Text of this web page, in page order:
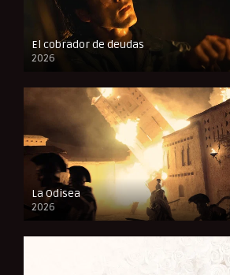
El cobrador de deudas
2026
FULL HD
La Odisea
2026
CAM